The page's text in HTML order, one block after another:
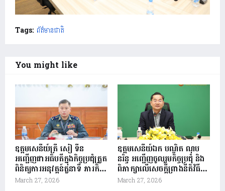
Tags: ព័ត៌មានជាតិ
You might like
ឧត្តមសេនីយ៍ត្រី សៀ ទីន
អញ្ជើញជាអធិបតីក្នុងកិច្ចប្រជុំត្រួត
ពិនិត្យការអនុវត្តន៍តួនាទី ភារកិច្ច
និងវឌ្ឍនភាពការងារ កងរាជ
March 27, 2026
ឧត្តមសេនីយ៍ឯក បណ្ឌិត ណុប
នរិន្ទ អញ្ជើញចូលរួមកិច្ចប្រជុំ និង
ពិភាក្សាលើសេចក្តីព្រាងនីតិវិធី
ប្រតិបត្តិស្តង់ដា SOP នៃមជ្ឈ
March 27, 2026